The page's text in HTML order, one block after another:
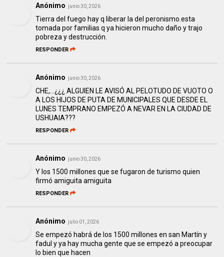
Anónimo junio 30, 2026
Tierra del fuego hay q liberar la del peronismo.esta
tomada por familias q ya hicieron mucho daño y trajo
pobreza y destrucción.
RESPONDER
Anónimo junio 30, 2026
CHE,...¿¿¿ ALGUIEN LE AVISÓ AL PELOTUDO DE VUOTO O
A LOS HIJOS DE PUTA DE MUNICIPALES QUE DESDE EL
LUNES TEMPRANO EMPEZÓ A NEVAR EN LA CIUDAD DE
USHUAIA???
RESPONDER
Anónimo junio 30, 2026
Y los 1500 millones que se fugaron de turismo quien
firmó amiguita amiguita
RESPONDER
Anónimo julio 01, 2026
Se empezó habrá de los 1500 millones en san Martín y
fadul y ya hay mucha gente que se empezó a preocupar
lo bien que hacen